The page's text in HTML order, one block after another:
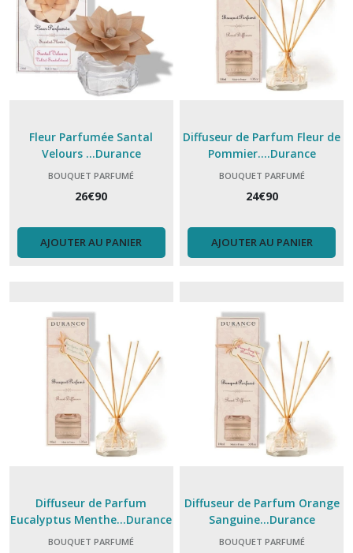
Fleur Parfumée Santal
Velours ...Durance
BOUQUET PARFUMÉ
26€90
AJOUTER AU PANIER
Diffuseur de Parfum Fleur de
Pommier....Durance
BOUQUET PARFUMÉ
24€90
AJOUTER AU PANIER
Diffuseur de Parfum
Eucalyptus Menthe...Durance
BOUQUET PARFUMÉ
Diffuseur de Parfum Orange
Sanguine...Durance
BOUQUET PARFUMÉ